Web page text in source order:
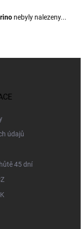
nebyly nalezeny...
údajů
45 dní